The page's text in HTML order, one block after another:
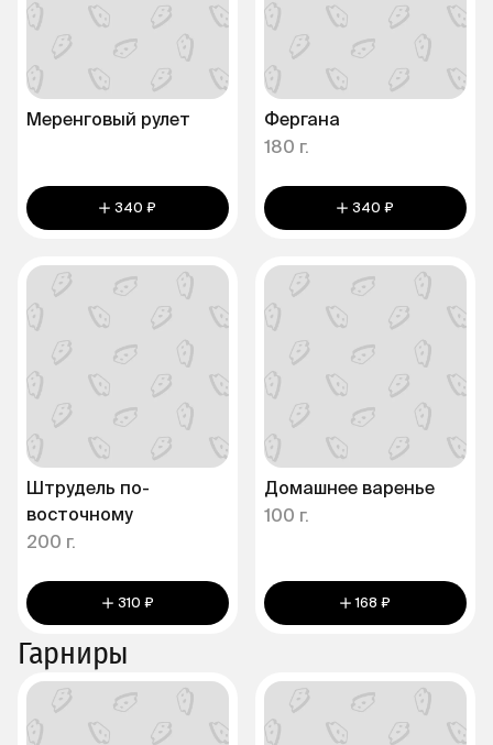
Меренговый рулет
340 ₽
Фергана
180 г.
340 ₽
Штрудель по-
восточному
200 г.
310 ₽
Домашнее варенье
100 г.
168 ₽
Гарниры